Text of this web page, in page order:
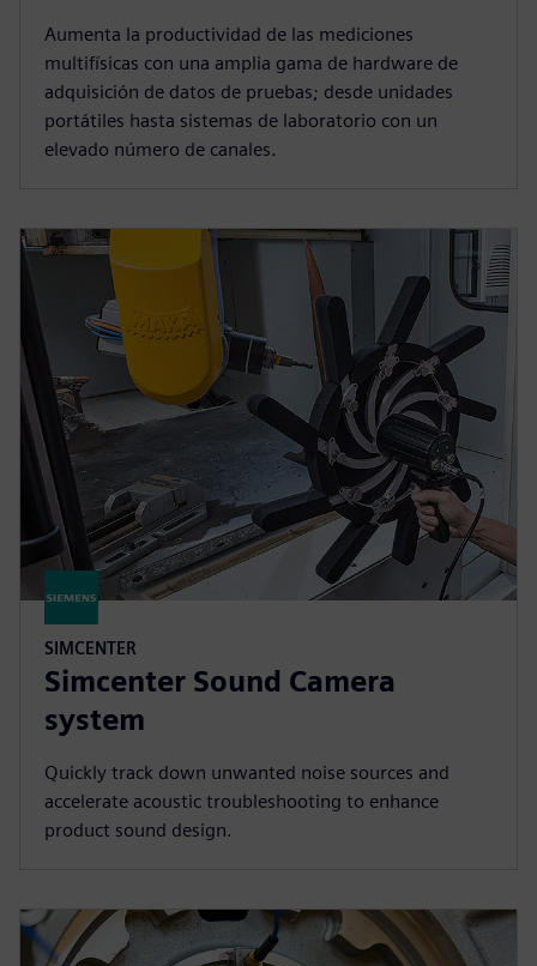
Aumenta la productividad de las mediciones
multifísicas con una amplia gama de hardware de
adquisición de datos de pruebas; desde unidades
portátiles hasta sistemas de laboratorio con un
elevado número de canales.
SIMCENTER
Simcenter Sound Camera
system
Quickly track down unwanted noise sources and
accelerate acoustic troubleshooting to enhance
product sound design.